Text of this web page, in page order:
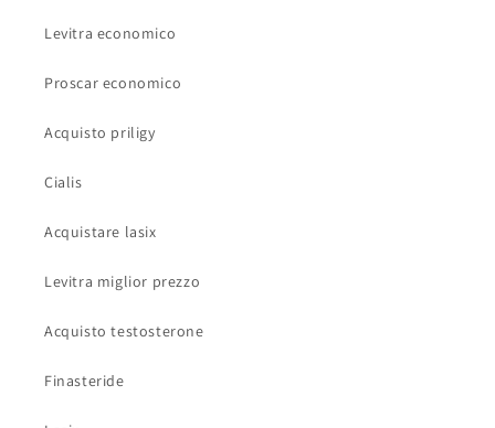
Levitra economico
Proscar economico
Acquisto priligy
Cialis
Acquistare lasix
Levitra miglior prezzo
Acquisto testosterone
Finasteride